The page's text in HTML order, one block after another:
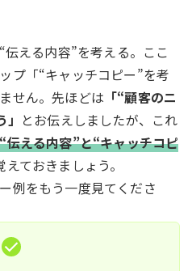
える内容”を考える。ここ
プ「“キャッチコピー”を考
せん。先ほどは 「“顧客のニ
とお伝えしましたが、これ
伝える内容”と“キャッチコピ
えておきましょう。
例をもう一度見てくださ